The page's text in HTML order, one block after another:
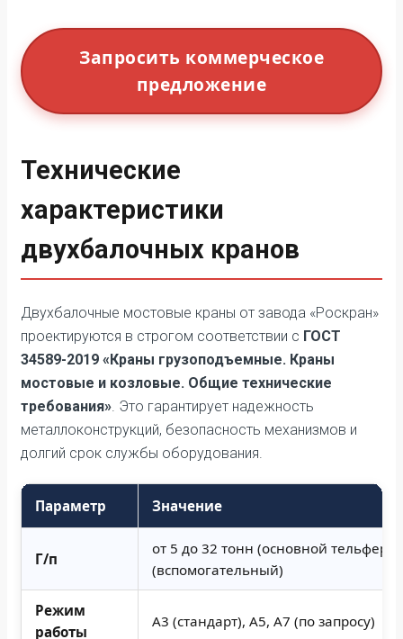
Запросить коммерческое
предложение
Технические
характеристики
двухбалочных кранов
Двухбалочные мостовые краны от завода «Роскран»
проектируются в строгом соответствии с ГОСТ
34589-2019 «Краны грузоподъемные. Краны
мостовые и козловые. Общие технические
требования» . Это гарантирует надежность
металлоконструкций, безопасность механизмов и
долгий срок службы оборудования.
Параметр Значение
Г/п
от 5 до 32 тонн (основной тельфер),
(вспомогательный)
Режим
работы
А3 (стандарт), А5, А7 (по запросу)